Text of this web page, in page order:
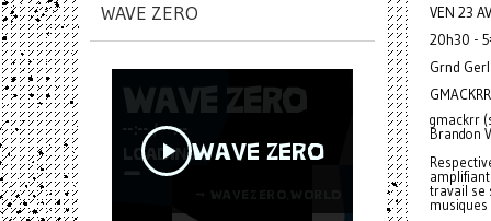
VEN 23
20h30 -
Grnd
gmackrr
Brandon
travail se
WAVE ZERO